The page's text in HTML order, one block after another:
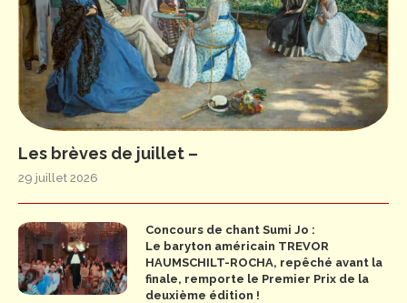
Les brèves de juillet –
29 juillet 2026
Concours de chant Sumi Jo :
Le baryton américain TREVOR
HAUMSCHILT-ROCHA, repêché avant la
finale, remporte le Premier Prix de la
deuxième édition !